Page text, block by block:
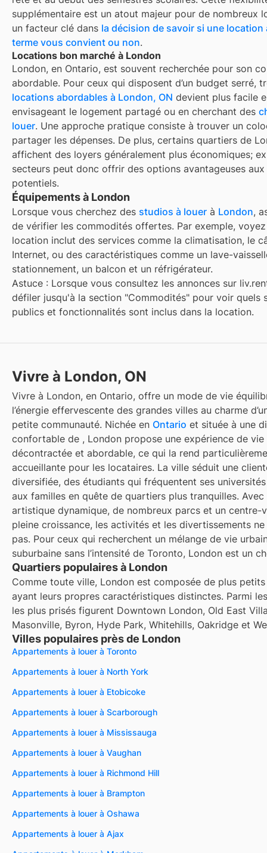
supplémentaire est un atout majeur pour de nombreux
un facteur clé dans la décision de savoir si une location
terme vous convient ou non.
Locations bon marché à London
London, en Ontario, est souvent recherchée pour son
abordable. Pour ceux qui disposent d’un budget serré,
locations abordables à London, ON devient plus facile
envisageant le logement partagé ou en cherchant des
louer. Une approche pratique consiste à trouver un
partager les dépenses. De plus, certains quartiers de
affichent des loyers généralement plus économiques;
secteurs peut donc offrir des options avantageuses
potentiels.
Équipements à London
Lorsque vous cherchez des studios à louer à London,
de vérifier les commodités offertes. Par exemple,
location inclut des services comme la climatisation, le
Internet, ou des caractéristiques comme un lave-
stationnement, un balcon et un réfrigérateur.
Astuce : Lorsque vous consultez les annonces sur
défiler jusqu'à la section "Commodités" pour voir quels
publics et fonctionnalités sont inclus dans la location.
Vivre à London, ON
Vivre à London, en Ontario, offre un mode de vie
l’énergie effervescente des grandes villes au charme
petite communauté. Nichée en Ontario et située à une
confortable de , London propose une expérience de vie
décontractée et abordable, ce qui la rend
accueillante pour les locataires. La ville séduit une
diversifiée, des étudiants qui fréquentent ses
aux familles en quête de quartiers plus tranquilles. Avec
artistique dynamique, de nombreux parcs et un centre-
pleine croissance, les activités et les divertissements
pas. Pour ceux qui recherchent un mélange de vie
suburbaine sans l’intensité de Toronto, London est un
Quartiers populaires à London
Comme toute ville, London est composée de plus
ayant leurs propres caractéristiques distinctes. Parmi
les plus prisés figurent Downtown London, Old East
Masonville, Byron, Hyde Park, Whitehills, Oakridge et
Villes populaires près de London
Appartements à louer à Toronto
Appartements à louer à North York
Appartements à louer à Etobicoke
Appartements à louer à Scarborough
Appartements à louer à Mississauga
Appartements à louer à Vaughan
Appartements à louer à Richmond Hill
Appartements à louer à Brampton
Appartements à louer à Oshawa
Appartements à louer à Ajax